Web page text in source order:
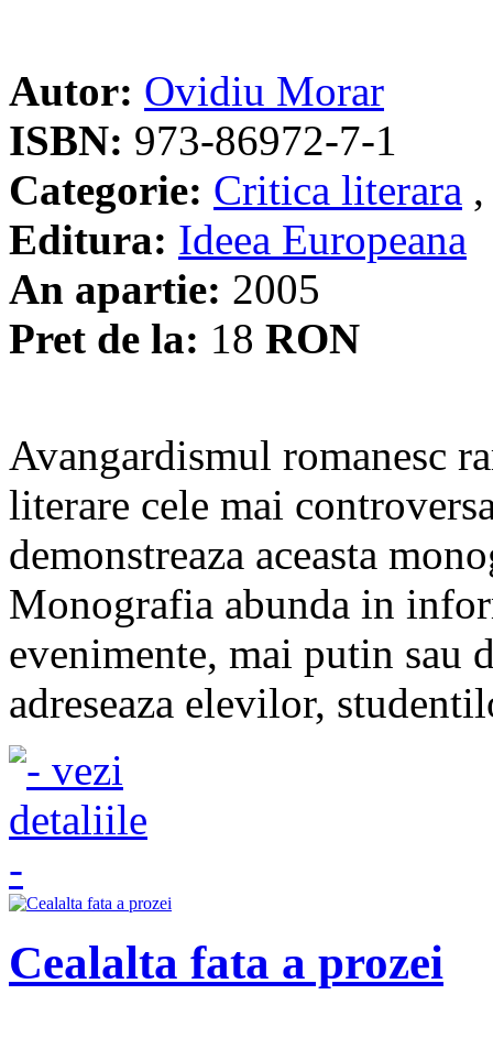
Autor: Ovidiu Morar
ISBN: 973-86972-7-1
Categorie: Critica literara
Editura: Ideea Europeana
An apartie: 2005
Pret de la: 18 RON
Avangardismul romanesc
literare cele mai
demonstreaza aceasta
Monografia abunda in
evenimente, mai putin sau
adreseaza elevilor,
Cealalta fata a prozei